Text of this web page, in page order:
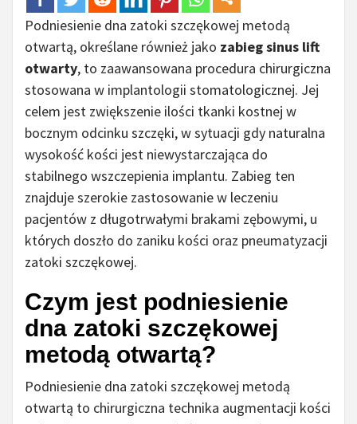
Podniesienie dna zatoki szczękowej metodą
otwartą, określane również jako zabieg sinus lift
otwarty, to zaawansowana procedura chirurgiczna
stosowana w implantologii stomatologicznej. Jej
celem jest zwiększenie ilości tkanki kostnej w
bocznym odcinku szczęki, w sytuacji gdy naturalna
wysokość kości jest niewystarczająca do
stabilnego wszczepienia implantu. Zabieg ten
znajduje szerokie zastosowanie w leczeniu
pacjentów z długotrwałymi brakami zębowymi, u
których doszło do zaniku kości oraz pneumatyzacji
zatoki szczękowej.
Czym jest podniesienie
dna zatoki szczękowej
metodą otwartą?
Podniesienie dna zatoki szczękowej metodą
otwartą to chirurgiczna technika augmentacji kości